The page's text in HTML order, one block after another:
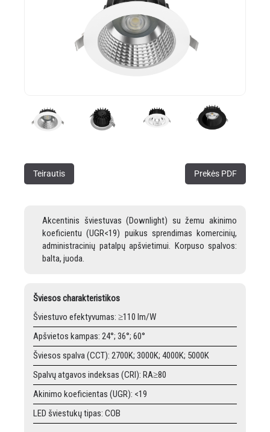
Teirautis Prekės PDF
Akcentinis šviestuvas (Downlight) su žemu akinimo
koeficientu (UGR<19) puikus sprendimas komercinių,
administracinių patalpų apšvietimui. Korpuso spalvos:
balta, juoda.
Šviesos charakteristikos
Šviestuvo efektyvumas: ≥110 lm/W
Apšvietos kampas: 24°; 36°; 60°
Šviesos spalva (CCT): 2700K; 3000K; 4000K; 5000K
Spalvų atgavos indeksas (CRI): RA≥80
Akinimo koeficientas (UGR): <19
LED šviestukų tipas: COB